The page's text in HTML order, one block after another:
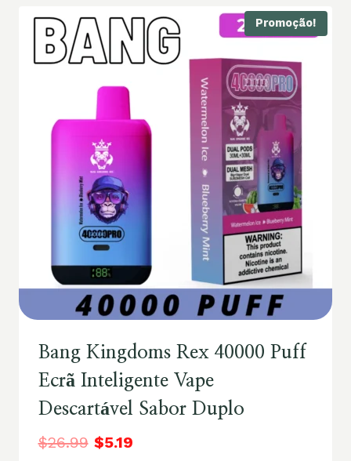
Promoção!
Bang Kingdoms Rex 40000 Puff
Ecrã Inteligente Vape
Descartável Sabor Duplo
$26.99 $5.19